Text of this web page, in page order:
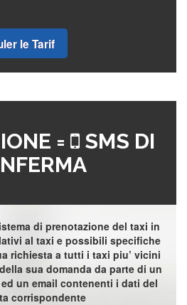
le Tarif
=
SMS DI
di prenotazione del taxi in
al taxi e possibili specifiche
richiesta a tutti i taxi piu’ vicini
sua domanda da parte di un
un email contenenti i dati del
corrispondente